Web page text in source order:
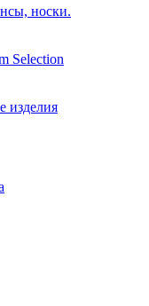
носки.
Selection
изделия